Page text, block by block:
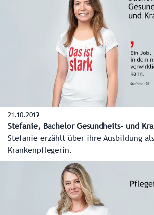
21.10.2019
Stefanie, Bachelor Gesundheits- und
Stefanie erzählt über ihre Ausbildung
Krankenpflegerin.